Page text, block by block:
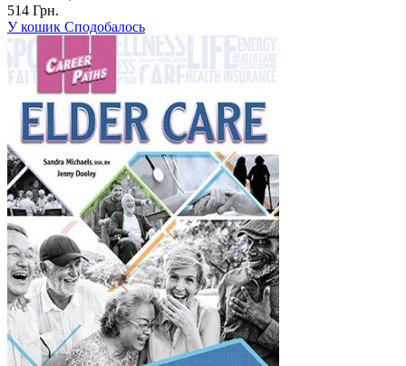
514 Грн.
У кошик Сподобалось